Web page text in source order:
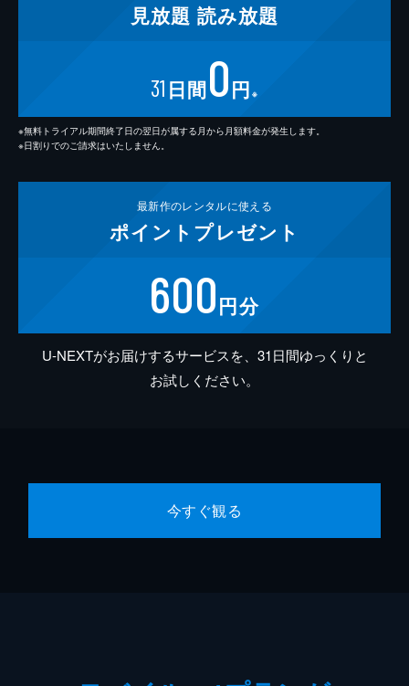
見放題 読み放題
31 日間0円 ※
※無料トライアル期間終了日の翌日が属する月から月額料金が発生します。
※日割りでのご請求はいたしません。
最新作のレンタルに使える
ポイント プレゼント
600円分
U-NEXTがお届けするサービスを、31日間ゆっくりと
お試しください。
今すぐ観る